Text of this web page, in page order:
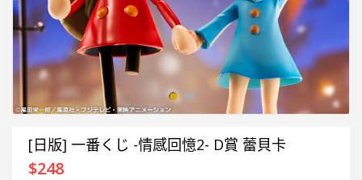
[日版] 一番くじ -情感回憶2- D賞 蕾貝卡
$248